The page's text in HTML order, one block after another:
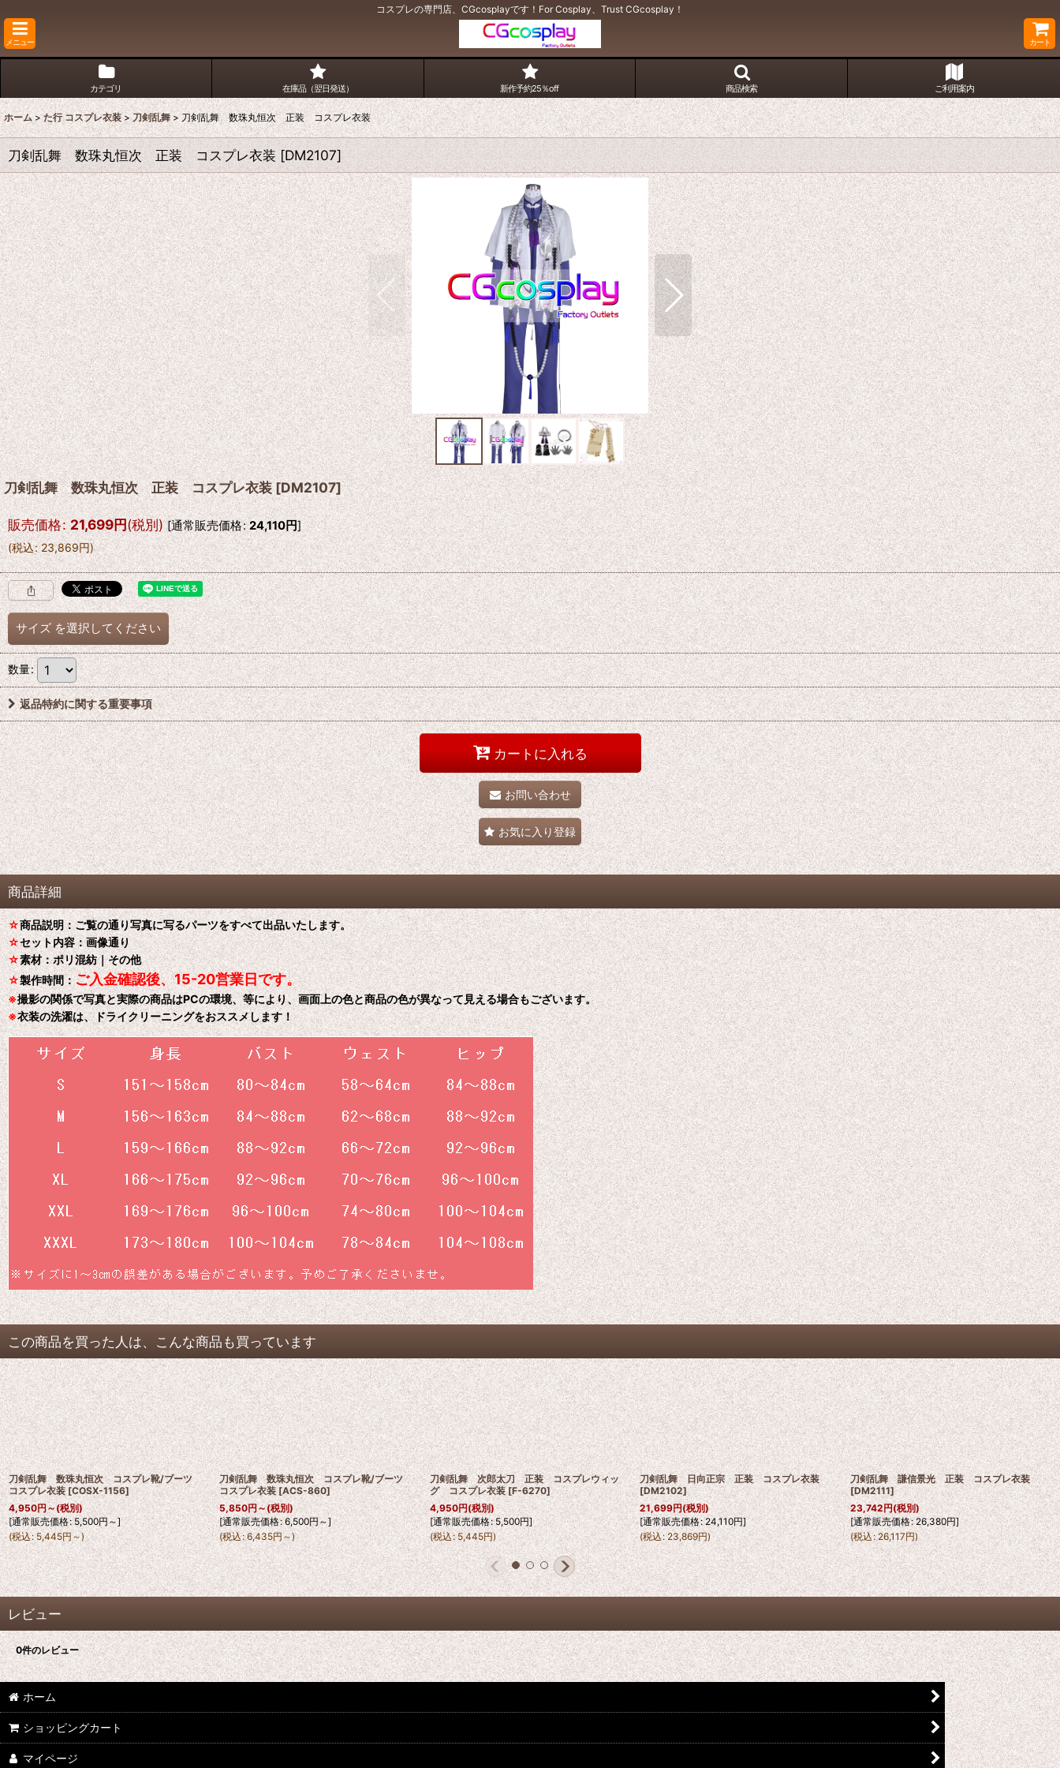
コスプレの専門店、CGcosplayです！For Cosplay、Trust CGcosplay！
メニュー カート
カテゴリ 在庫品（翌日発送） 新作予約25％off 商品検索 ご利用案内
ホーム > た行 コスプレ衣装 > 刀剣乱舞 > 刀剣乱舞 数珠丸恒次 正装 コスプレ衣装
刀剣乱舞 数珠丸恒次 正装 コスプレ衣装 [DM2107]
刀剣乱舞 数珠丸恒次 正装 コスプレ衣装[DM2107]
販売価格: 21,699円(税別) [通常販売価格: 24,110円]
(税込: 23,869円)
サイズ を選択してください
数量:
返品特約に関する重要事項
カートに入れる
お問い合わせ
お気に入り登録
商品詳細
☆商品説明：ご覧の通り写真に写るパーツをすべて出品いたします。
☆セット内容：画像通り
☆素材：ポリ混紡｜その他
☆製作時間：ご入金確認後、15-20営業日です。
※撮影の関係で写真と実際の商品はPCの環境、等により、画面上の色と商品の色が異なって見える場合もございます。
※衣装の洗濯は、ドライクリーニングをおススメします！
この商品を買った人は、こんな商品も買っています
刀剣乱舞 数珠丸恒次 コスプレ靴/ブーツ
コスプレ衣装 [COSX-1156]
4,950円～(税別)
[通常販売価格: 5,500円～]
(税込: 5,445円～)
刀剣乱舞 数珠丸恒次 コスプレ靴/ブーツ
コスプレ衣装 [ACS-860]
5,850円～(税別)
[通常販売価格: 6,500円～]
(税込: 6,435円～)
刀剣乱舞 次郎太刀 正装 コスプレウィッ
グ コスプレ衣装 [F-6270]
4,950円(税別)
[通常販売価格: 5,500円]
(税込: 5,445円)
刀剣乱舞 日向正宗 正装 コスプレ衣装
[DM2102]
21,699円(税別)
[通常販売価格: 24,110円]
(税込: 23,869円)
刀剣乱舞 謙信景光 正装 コスプレ衣装
[DM2111]
23,742円(税別)
[通常販売価格: 26,380円]
(税込: 26,117円)
レビュー
0件のレビュー
ホーム
ショッピングカート
マイページ